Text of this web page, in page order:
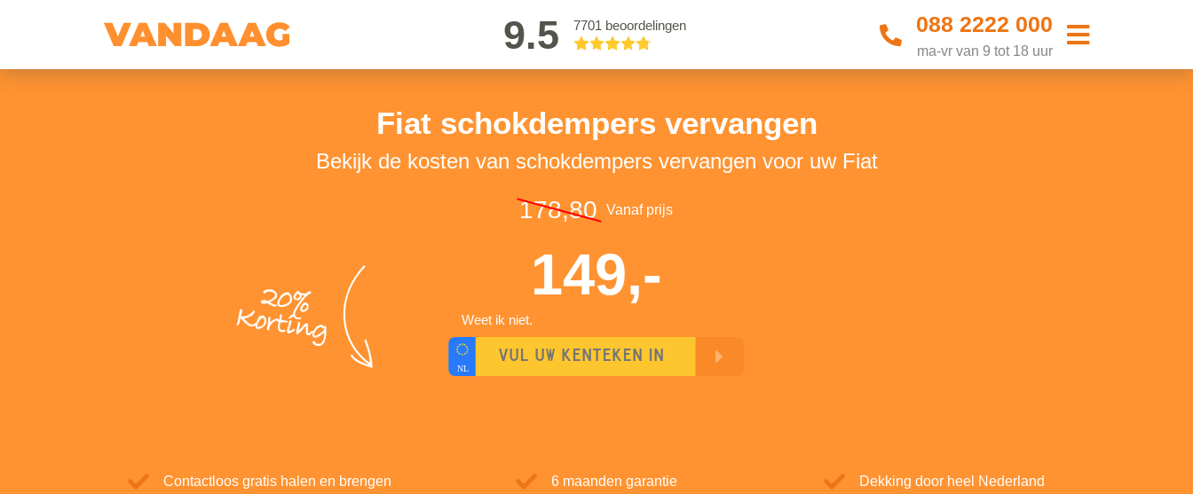
9.5 7701 beoordelingen 088 2222 000
ma-vr van 9 tot 18 uur
Fiat schokdempers vervangen
Bekijk de kosten van schokdempers vervangen voor uw Fiat
20%
Korting
178,80 Vanaf prijs
149,-
Weet ik niet.
Contactloos gratis halen en brengen 6 maanden garantie Dekking door heel Nederland